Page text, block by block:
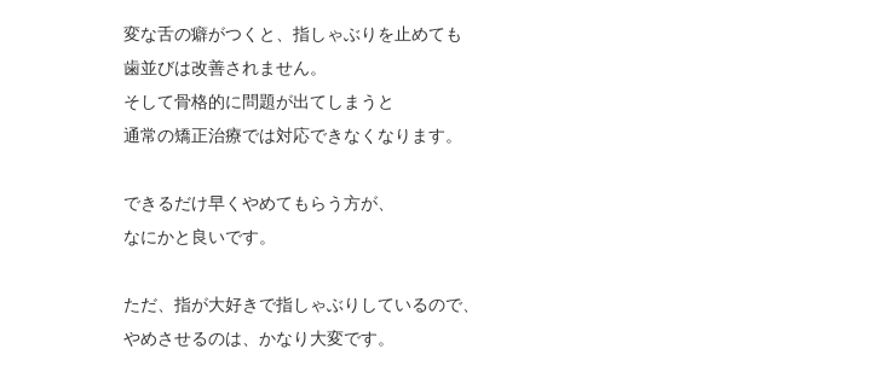
変な舌の癖がつくと、指しゃぶりを止めても
歯並びは改善されません。
そして骨格的に問題が出てしまうと
通常の矯正治療では対応できなくなります。
できるだけ早くやめてもらう方が、
なにかと良いです。
ただ、指が大好きで指しゃぶりしているので、
やめさせるのは、かなり大変です。